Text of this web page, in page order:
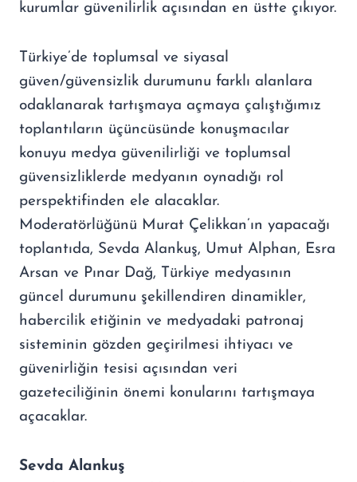
kurumlar güvenilirlik açısından en üstte çıkıyor.
Türkiye’de toplumsal ve siyasal
güven/güvensizlik durumunu farklı alanlara
odaklanarak tartışmaya açmaya çalıştığımız
toplantıların üçüncüsünde konuşmacılar
konuyu medya güvenilirliği ve toplumsal
güvensizliklerde medyanın oynadığı rol
perspektifinden ele alacaklar.
Moderatörlüğünü Murat Çelikkan’ın yapacağı
toplantıda, Sevda Alankuş, Umut Alphan, Esra
Arsan ve Pınar Dağ, Türkiye medyasının
güncel durumunu şekillendiren dinamikler,
habercilik etiğinin ve medyadaki patronaj
sisteminin gözden geçirilmesi ihtiyacı ve
güvenirliğin tesisi açısından veri
gazeteciliğinin önemi konularını tartışmaya
açacaklar.
Sevda Alankuş